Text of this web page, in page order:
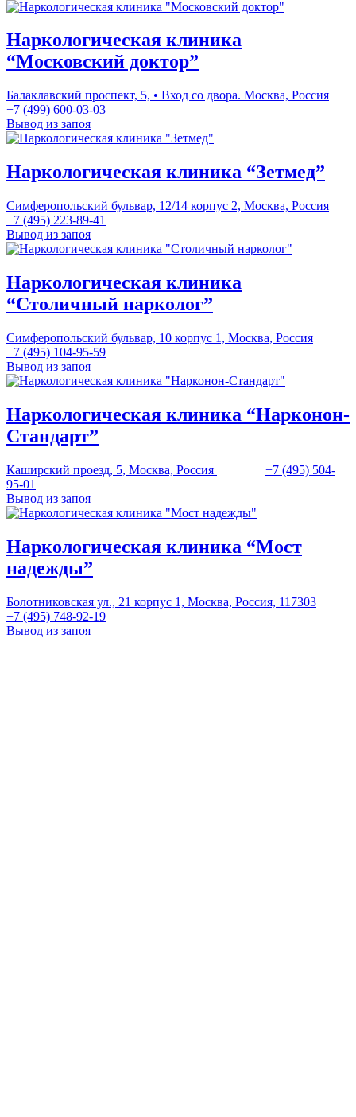
Наркологическая клиника
“Московский доктор”
Балаклавский проспект, 5, • Вход со двора. Москва, Россия
+7 (499) 600-03-03
Вывод из запоя
Наркологическая клиника “Зетмед”
Симферопольский бульвар, 12/14 корпус 2, Москва, Россия
+7 (495) 223-89-41
Вывод из запоя
Наркологическая клиника
“Столичный нарколог”
Симферопольский бульвар, 10 корпус 1, Москва, Россия
+7 (495) 104-95-59
Вывод из запоя
Наркологическая клиника “Нарконон-
Стандарт”
Каширский проезд, 5, Москва, Россия
+7 (495) 504-
95-01
Вывод из запоя
Наркологическая клиника “Мост
надежды”
Болотниковская ул., 21 корпус 1, Москва, Россия, 117303
+7 (495) 748-92-19
Вывод из запоя